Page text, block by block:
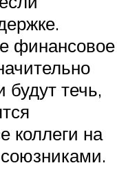
финансовое
будут течь,
коллеги на